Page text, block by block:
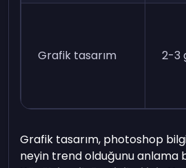
Grafik tasarım 2-3
Grafik tasarım, photoshop
neyin trend olduğunu anlama